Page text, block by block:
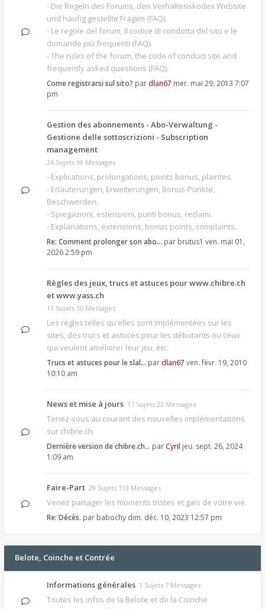
- Die Regeln des Forums, den Verhaltenskodex Website
und häufig gestellte Fragen (FAQ).
- Le regole del forum, il codice di condotta del sito e le
domande più frequenti (FAQ).
- The rules of the forum, the code of conduct site and
frequently asked questions (FAQ).
Come registrarsi sul sito? par dlan67 mer. mai 29, 2013 7:07
pm
Gestion des abonnements - Abo-Verwaltung -
Gestione delle sottoscrizioni - Subscription
management
24 Sujets 69 Messages
- Explications, prolongations, points bonus, plaintes.
- Erläuterungen, Erweiterungen, Bonus-Punkte,
Beschwerden.
- Spiegazioni, estensioni, punti bonus, reclami.
- Explanations, extensions, bonus points, complaints.
Re: Comment prolonger son abo… par brutus1 ven. mai 01,
2026 2:59 pm
Règles des jeux, trucs et astuces pour www.chibre.ch
et www.yass.ch
11 Sujets 10 Messages
Les règles telles qu'elles sont implémentées sur les
sites, des trucs et astuces pour les débutants ou ceux
qui veulent améliorer leur jeu, etc.
Trucs et astuces pour le slal… par dlan67 ven. févr. 19, 2010
10:10 am
News et mise à jours 17 Sujets 23 Messages
Tenez-vous au courant des nouvelles implémentations
sur chibre.ch
Dernière version de chibre.ch… par Cyril jeu. sept. 26, 2024
1:09 am
Faire-Part 29 Sujets 113 Messages
Venez partager les moments tristes et gais de votre vie.
Re: Décès. par babochy dim. déc. 10, 2023 12:57 pm
Belote, Coinche et Contrée
Informations générales 1 Sujets 7 Messages
Toutes les infos de la Belote et de la Coinche